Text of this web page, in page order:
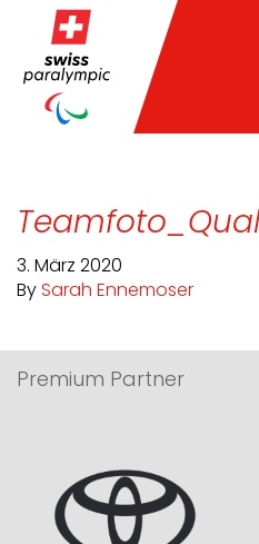
3. März 2020
By Sarah Ennemoser
Premium Partner